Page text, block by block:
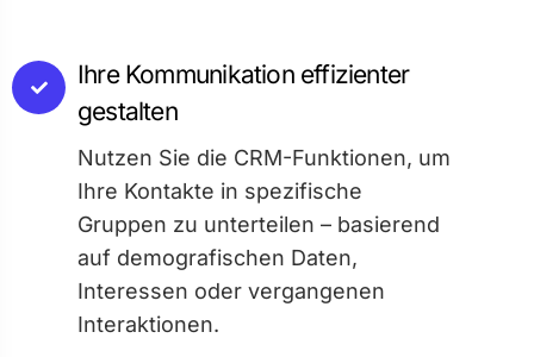
Ihre Kommunikation effizienter
gestalten
Nutzen Sie die CRM-Funktionen, um
Ihre Kontakte in spezifische
Gruppen zu unterteilen – basierend
auf demografischen Daten,
Interessen oder vergangenen
Interaktionen.